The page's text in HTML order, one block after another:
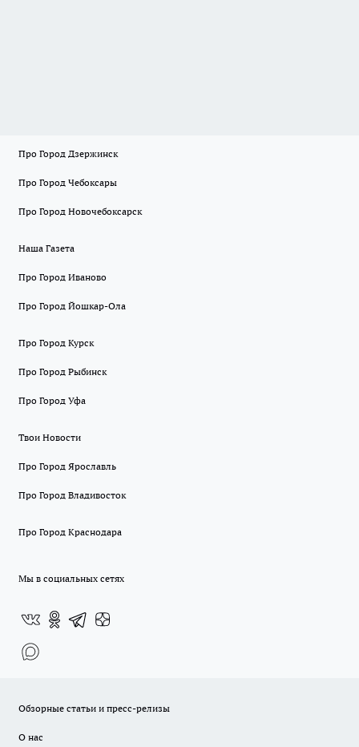
Про Город Дзержинск
Про Город Чебоксары
Про Город Новочебоксарск
Наша Газета
Про Город Иваново
Про Город Йошкар-Ола
Про Город Курск
Про Город Рыбинск
Про Город Уфа
Твои Новости
Про Город Ярославль
Про Город Владивосток
Про Город Краснодара
Мы в социальных сетях
Обзорные статьи и пресс-релизы
О нас